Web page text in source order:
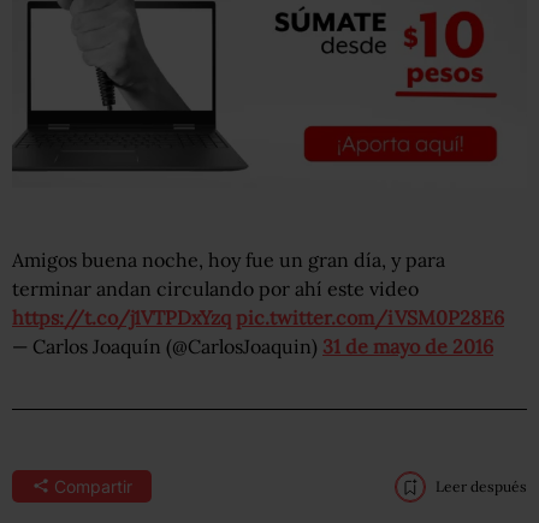
Amigos buena noche, hoy fue un gran día, y para
terminar andan circulando por ahí este video
https://t.co/j1VTPDxYzq pic.twitter.com/iVSM0P28E6
— Carlos Joaquín (@CarlosJoaquin) 31 de mayo de 2016
Compartir Leer después